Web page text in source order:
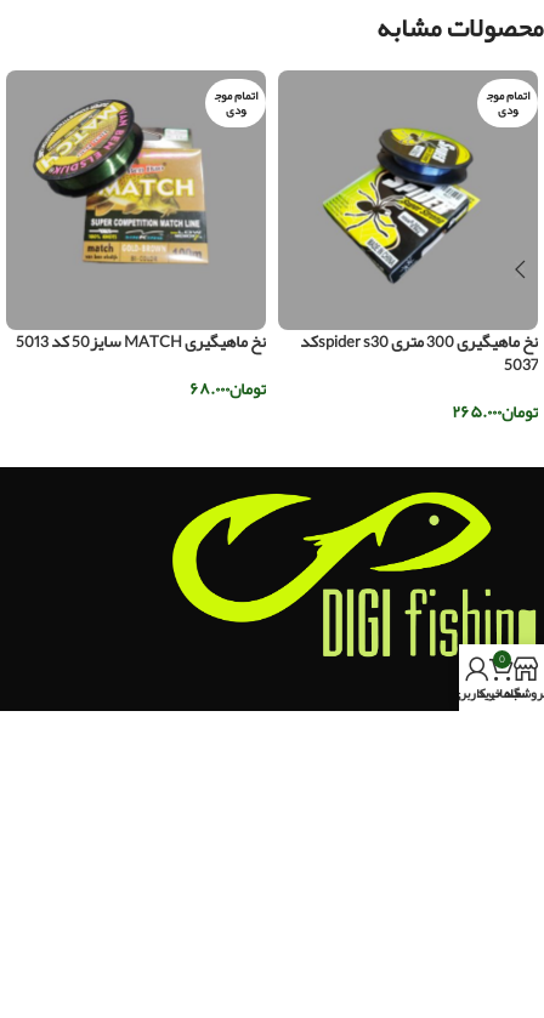
محصولات مشابه
اتمام موج
ودی
نخ ماهیگیری 300 متری spider s30کد
5037
تومان۲۶۵.۰۰۰
اتمام موج
ودی
نخ ماهیگیری MATCH سایز50 کد 5013
تومان۶۸.۰۰۰
کرج،خیابان چالوس ، روبروی سه راه برغان
0
سبد خرید
حساب کاربری من